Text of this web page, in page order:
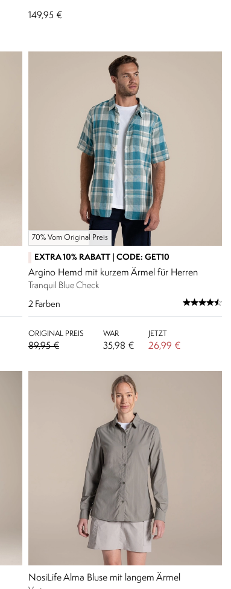
149,95 €
70% Vom Original Preis
EXTRA 10% RABATT | CODE: GET10
Argino Hemd mit kurzem Ärmel für Herren
Tranquil Blue Check
2 Farben
ORIGINAL PREIS
89,95 €
WAR
35,98 €
JETZT
26,99 €
NosiLife Alma Bluse mit langem Ärmel